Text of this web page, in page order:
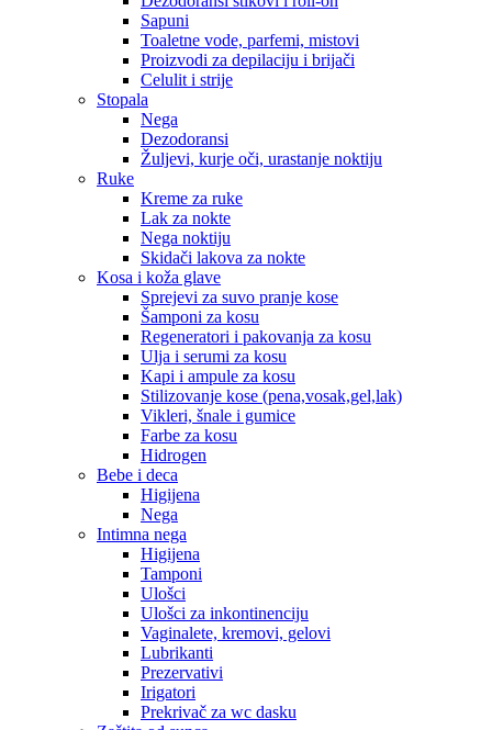
Sapuni
Toaletne vode, parfemi, mistovi
Proizvodi za depilaciju i brijači
Celulit i strije
Stopala
Nega
Dezodoransi
Žuljevi, kurje oči, urastanje noktiju
Ruke
Kreme za ruke
Lak za nokte
Nega noktiju
Skidači lakova za nokte
Kosa i koža glave
Sprejevi za suvo pranje kose
Šamponi za kosu
Regeneratori i pakovanja za kosu
Ulja i serumi za kosu
Kapi i ampule za kosu
Stilizovanje kose (pena,vosak,gel,lak)
Vikleri, šnale i gumice
Farbe za kosu
Hidrogen
Bebe i deca
Higijena
Nega
Intimna nega
Higijena
Tamponi
Ulošci
Ulošci za inkontinenciju
Vaginalete, kremovi, gelovi
Lubrikanti
Prezervativi
Irigatori
Prekrivač za wc dasku